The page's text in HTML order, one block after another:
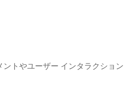
トやユーザー インタラクション